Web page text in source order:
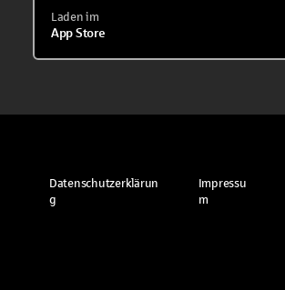
Laden im
App Store
Datenschutzerklärun
g
Impressu
m